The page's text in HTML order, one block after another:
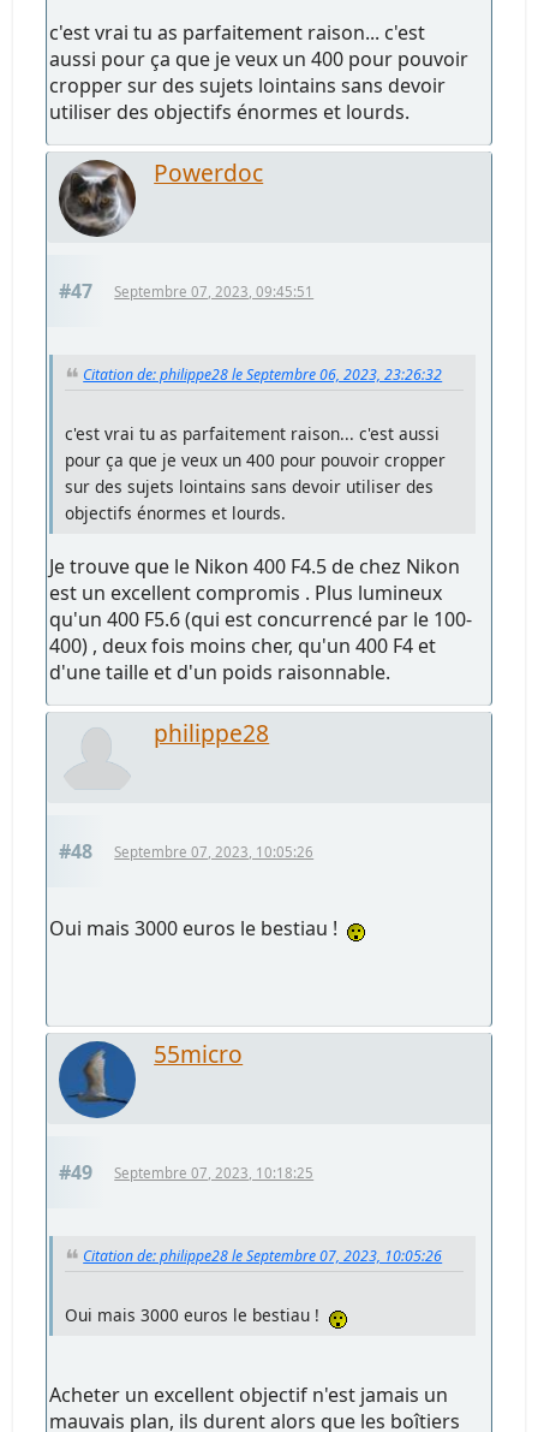
c'est vrai tu as parfaitement raison... c'est
aussi pour ça que je veux un 400 pour pouvoir
cropper sur des sujets lointains sans devoir
utiliser des objectifs énormes et lourds.
Powerdoc
#47 Septembre 07, 2023, 09:45:51
Citation de: philippe28 le Septembre 06, 2023, 23:26:32
c'est vrai tu as parfaitement raison... c'est aussi
pour ça que je veux un 400 pour pouvoir cropper
sur des sujets lointains sans devoir utiliser des
objectifs énormes et lourds.
Je trouve que le Nikon 400 F4.5 de chez Nikon
est un excellent compromis . Plus lumineux
qu'un 400 F5.6 (qui est concurrencé par le 100-
400) , deux fois moins cher, qu'un 400 F4 et
d'une taille et d'un poids raisonnable.
philippe28
#48 Septembre 07, 2023, 10:05:26
Oui mais 3000 euros le bestiau !
55micro
#49 Septembre 07, 2023, 10:18:25
Citation de: philippe28 le Septembre 07, 2023, 10:05:26
Oui mais 3000 euros le bestiau !
Acheter un excellent objectif n'est jamais un
mauvais plan, ils durent alors que les boîtiers